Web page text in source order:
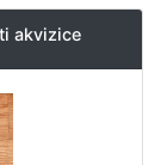
akvizice